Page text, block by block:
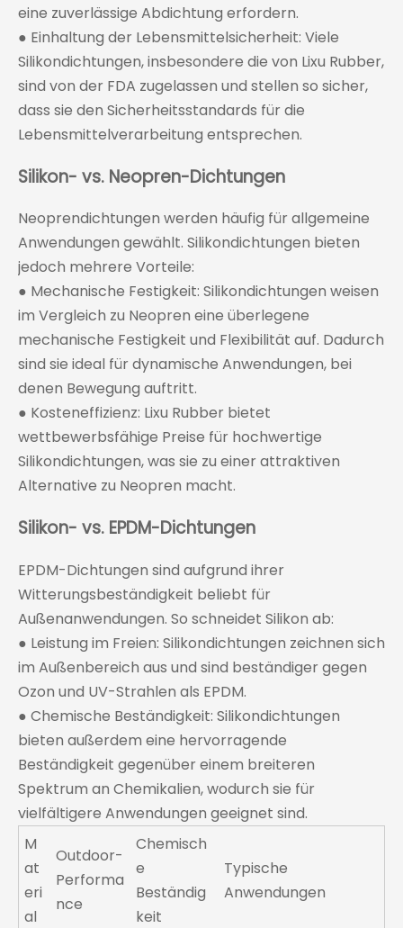
eine zuverlässige Abdichtung erfordern.
● Einhaltung der Lebensmittelsicherheit: Viele
Silikondichtungen, insbesondere die von Lixu Rubber,
sind von der FDA zugelassen und stellen so sicher,
dass sie den Sicherheitsstandards für die
Lebensmittelverarbeitung entsprechen.
Silikon- vs. Neopren-Dichtungen
Neoprendichtungen werden häufig für allgemeine
Anwendungen gewählt. Silikondichtungen bieten
jedoch mehrere Vorteile:
● Mechanische Festigkeit: Silikondichtungen weisen
im Vergleich zu Neopren eine überlegene
mechanische Festigkeit und Flexibilität auf. Dadurch
sind sie ideal für dynamische Anwendungen, bei
denen Bewegung auftritt.
● Kosteneffizienz: Lixu Rubber bietet
wettbewerbsfähige Preise für hochwertige
Silikondichtungen, was sie zu einer attraktiven
Alternative zu Neopren macht.
Silikon- vs. EPDM-Dichtungen
EPDM-Dichtungen sind aufgrund ihrer
Witterungsbeständigkeit beliebt für
Außenanwendungen. So schneidet Silikon ab:
● Leistung im Freien: Silikondichtungen zeichnen sich
im Außenbereich aus und sind beständiger gegen
Ozon und UV-Strahlen als EPDM.
● Chemische Beständigkeit: Silikondichtungen
bieten außerdem eine hervorragende
Beständigkeit gegenüber einem breiteren
Spektrum an Chemikalien, wodurch sie für
vielfältigere Anwendungen geeignet sind.
M
at
eri
al
Outdoor-
Performa
nce
Chemisch
e
Beständig
keit
Typische
Anwendungen